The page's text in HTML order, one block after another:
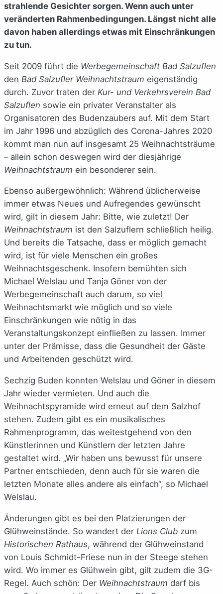
strahlende Gesichter sorgen. Wenn auch unter
veränderten Rahmenbedingungen. Längst nicht alle
davon haben allerdings etwas mit Einschränkungen
zu tun.
Seit 2009 führt die Werbegemeinschaft Bad Salzuflen
den Bad Salzufler Weihnachtstraum eigenständig
durch. Zuvor traten der Kur- und Verkehrsverein Bad
Salzuflen sowie ein privater Veranstalter als
Organisatoren des Budenzaubers auf. Mit dem Start
im Jahr 1996 und abzüglich des Corona-Jahres 2020
kommt man nun auf insgesamt 25 Weihnachtsträume
– allein schon deswegen wird der diesjährige
Weihnachtstraum ein besonderer sein.
Ebenso außergewöhnlich: Während üblicherweise
immer etwas Neues und Aufregendes gewünscht
wird, gilt in diesem Jahr: Bitte, wie zuletzt! Der
Weihnachtstraum ist den Salzuflern schließlich heilig.
Und bereits die Tatsache, dass er möglich gemacht
wird, ist für viele Menschen ein großes
Weihnachtsgeschenk. Insofern bemühten sich
Michael Welslau und Tanja Göner von der
Werbegemeinschaft auch darum, so viel
Weihnachtsmarkt wie möglich und so viele
Einschränkungen wie nötig in das
Veranstaltungskonzept einfließen zu lassen. Immer
unter der Prämisse, dass die Gesundheit der Gäste
und Arbeitenden geschützt wird.
Sechzig Buden konnten Welslau und Göner in diesem
Jahr wieder vermieten. Und auch die
Weihnachtspyramide wird erneut auf dem Salzhof
stehen. Zudem gibt es ein musikalisches
Rahmenprogramm, das weitestgehend von den
Künstlerinnen und Künstlern der letzten Jahre
gestaltet wird. „Wir haben uns bewusst für unsere
Partner entschieden, denn auch für sie waren die
letzten Monate alles andere als einfach“, so Michael
Welslau.
Änderungen gibt es bei den Platzierungen der
Glühweinstände. So wandert der Lions Club zum
Historischen Rathaus, während der Glühweinstand
von Louis Schmidt-Friese nun in der Steege stehen
wird. Wo immer es Glühwein gibt, gilt zudem die 3G-
Regel. Auch schön: Der Weihnachtstraum darf bis